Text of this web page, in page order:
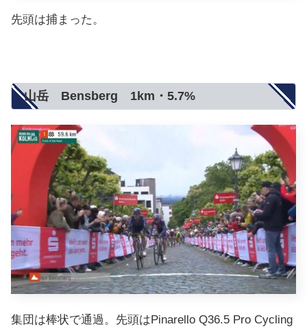
先頭は捕まった。
山岳 Bensberg 1km・5.7%
集団は棒状で通過。先頭はPinarello Q36.5 Pro Cycling